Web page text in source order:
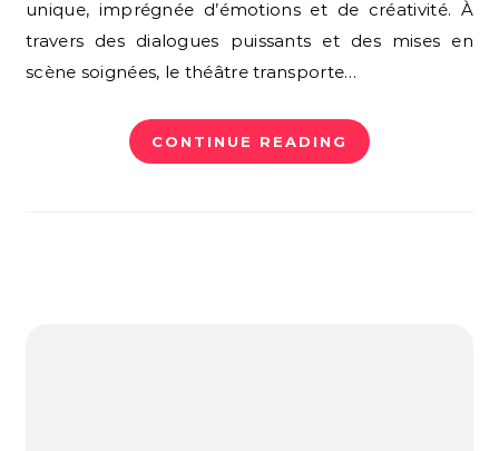
unique, imprégnée d’émotions et de créativité. À
travers des dialogues puissants et des mises en
scène soignées, le théâtre transporte…
CONTINUE READING